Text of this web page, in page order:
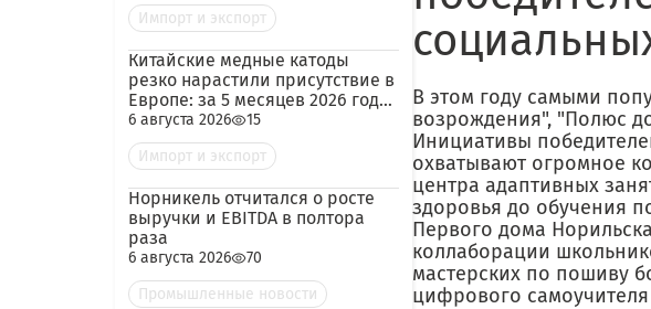
Импорт и экспорт
Китайские медные катоды
резко нарастили присутствие в
Европе: за 5 месяцев 2026 года
— 45 тыс. тонн
6 августа 2026
15
Импорт и экспорт
Норникель отчитался о росте
выручки и EBITDA в полтора
раза
6 августа 2026
70
Промышленные новости
В этом году самыми
возрождения", "Полюс
Инициативы
охватывают огромное
центра адаптивных
здоровья до обучения
Первого дома
коллаборации
мастерских по пошиву
цифрового